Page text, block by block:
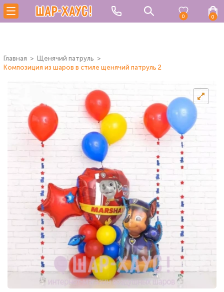
0 0
Главная
Щенячий патруль
Композиция из шаров в стиле щенячий патруль 2